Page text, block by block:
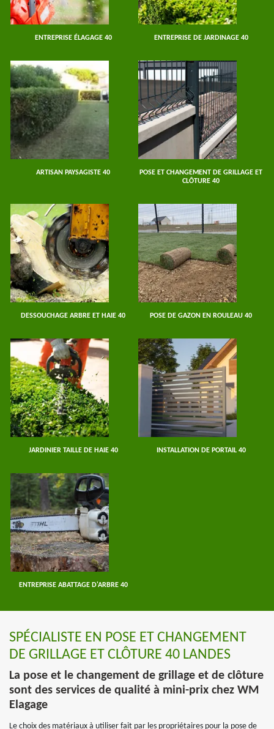
ENTREPRISE ÉLAGAGE 40 ENTREPRISE DE JARDINAGE 40
ARTISAN PAYSAGISTE 40
POSE ET CHANGEMENT DE GRILLAGE ET
CLÔTURE 40
DESSOUCHAGE ARBRE ET HAIE 40 POSE DE GAZON EN ROULEAU 40
JARDINIER TAILLE DE HAIE 40 INSTALLATION DE PORTAIL 40
ENTREPRISE ABATTAGE D'ARBRE 40
SPÉCIALISTE EN POSE ET CHANGEMENT
DE GRILLAGE ET CLÔTURE 40 LANDES
La pose et le changement de grillage et de clôture
sont des services de qualité à mini-prix chez WM
Elagage
Le choix des matériaux à utiliser fait par les propriétaires pour la pose de